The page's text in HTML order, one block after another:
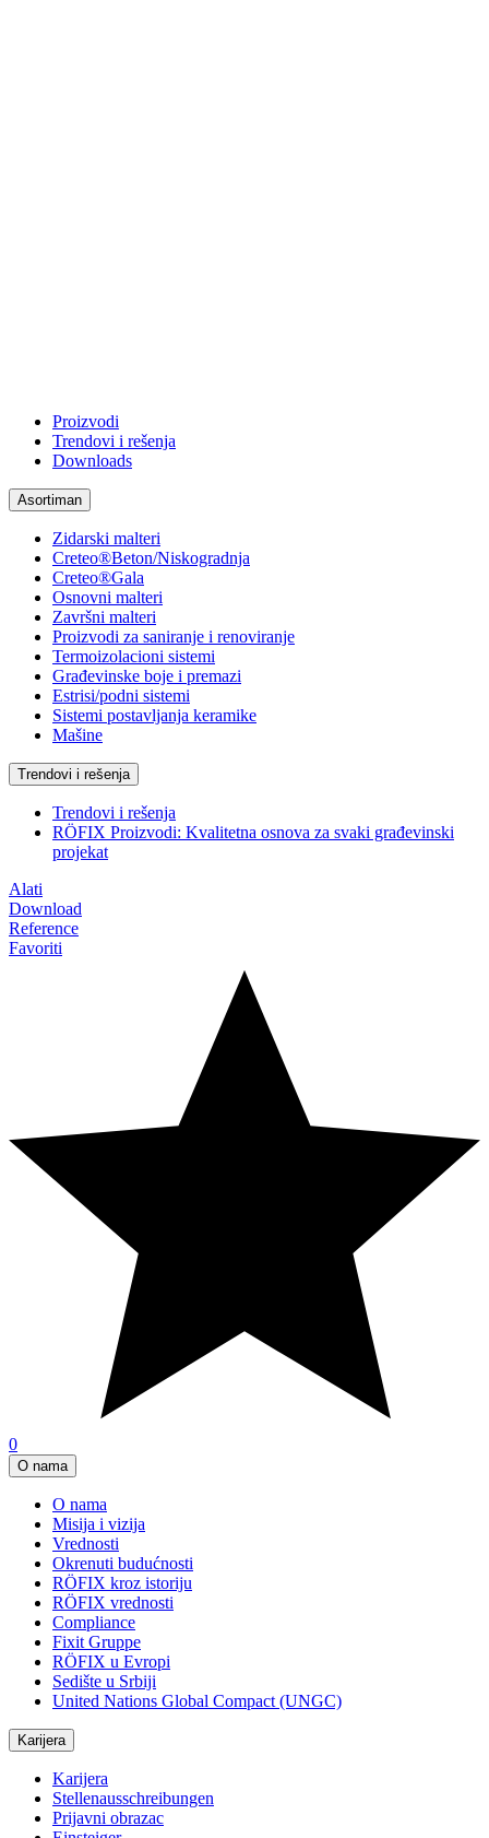
Proizvodi
Trendovi i rešenja
Downloads
Asortiman
Zidarski malteri
Creteo®Beton/Niskogradnja
Creteo®Gala
Osnovni malteri
Završni malteri
Proizvodi za saniranje i renoviranje
Termoizolacioni sistemi
Građevinske boje i premazi
Estrisi/podni sistemi
Sistemi postavljanja keramike
Mašine
Trendovi i rešenja
Trendovi i rešenja
RÖFIX Proizvodi: Kvalitetna osnova za svaki građevinski
projekat
Alati
Download
Reference
Favoriti
0
O nama
O nama
Misija i vizija
Vrednosti
Okrenuti budućnosti
RÖFIX kroz istoriju
RÖFIX vrednosti
Compliance
Fixit Gruppe
RÖFIX u Evropi
Sedište u Srbiji
United Nations Global Compact (UNGC)
Karijera
Karijera
Stellenausschreibungen
Prijavni obrazac